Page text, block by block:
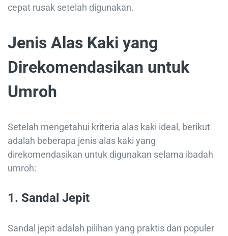
cepat rusak setelah digunakan.
Jenis Alas Kaki yang
Direkomendasikan untuk
Umroh
Setelah mengetahui kriteria alas kaki ideal, berikut
adalah beberapa jenis alas kaki yang
direkomendasikan untuk digunakan selama ibadah
umroh:
1. Sandal Jepit
Sandal jepit adalah pilihan yang praktis dan populer